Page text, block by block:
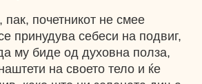
почетникот не смее
принудува себеси на подвиг,
му биде од духовна полза,
на своето тело и ќе